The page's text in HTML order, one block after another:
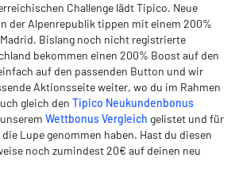
Challenge lädt Tipico. Neue
der Alpenrepublik tippen mit einem 200%
Bislang noch nicht registrierte
bekommen einen 200% Boost auf den
auf den passenden Button und wir
Aktionsseite weiter, wo du im Rahmen
gleich den Tipico Neukundenbonus
Wettbonus Vergleich gelistet und für
Lupe genommen haben. Hast du diesen
noch zumindest 20€ auf deinen neu